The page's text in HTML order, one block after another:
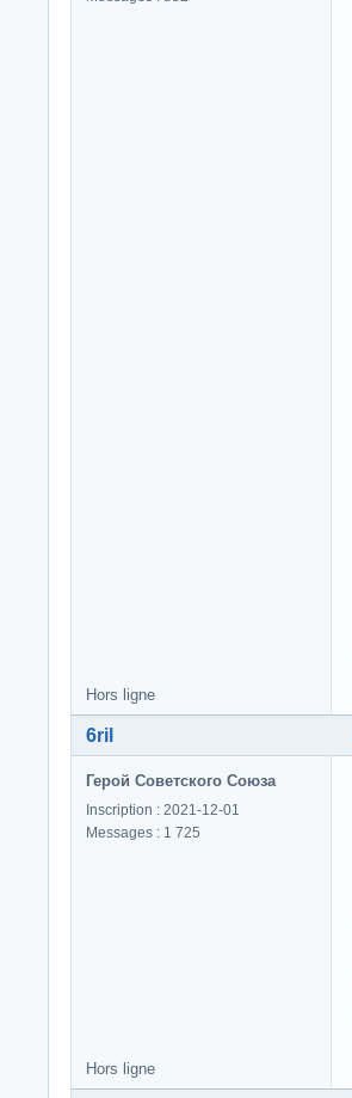
Hors ligne
6ril
Герой Советского Союза
Inscription : 2021-12-01
Messages : 1 725
Hors ligne